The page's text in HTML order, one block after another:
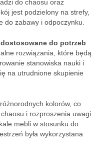
do chaosu oraz
jest podzielony na strefy,
do zabawy i odpoczynku.
dostosowane do potrzeb
rozwiązania, które będą
stanowiska nauki i
na utrudnione skupienie
kolorów, co
i rozproszenia uwagi.
mebli w stosunku do
była wykorzystana